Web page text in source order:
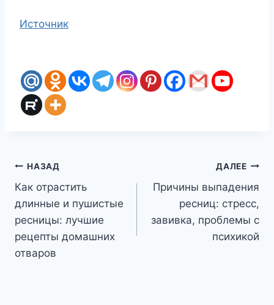
Источник
Навигация
по
записям
НАЗАД
Как отрастить
длинные и пушистые
ресницы: лучшие
рецепты домашних
отваров
ДАЛЕЕ
Причины выпадения
ресниц: стресс,
завивка, проблемы с
психикой